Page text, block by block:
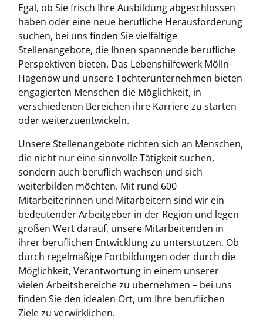
Egal, ob Sie frisch Ihre Ausbildung abgeschlossen
haben oder eine neue berufliche Herausforderung
suchen, bei uns finden Sie vielfältige
Stellenangebote, die Ihnen spannende berufliche
Perspektiven bieten. Das Lebenshilfewerk Mölln-
Hagenow und unsere Tochterunternehmen bieten
engagierten Menschen die Möglichkeit, in
verschiedenen Bereichen ihre Karriere zu starten
oder weiterzuentwickeln.
Unsere Stellenangebote richten sich an Menschen,
die nicht nur eine sinnvolle Tätigkeit suchen,
sondern auch beruflich wachsen und sich
weiterbilden möchten. Mit rund 600
Mitarbeiterinnen und Mitarbeitern sind wir ein
bedeutender Arbeitgeber in der Region und legen
großen Wert darauf, unsere Mitarbeitenden in
ihrer beruflichen Entwicklung zu unterstützen. Ob
durch regelmäßige Fortbildungen oder durch die
Möglichkeit, Verantwortung in einem unserer
vielen Arbeitsbereiche zu übernehmen – bei uns
finden Sie den idealen Ort, um Ihre beruflichen
Ziele zu verwirklichen.